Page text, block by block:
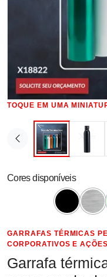
TOQUE EM UMA
Cores disponíveis
GARRAFAS TÉRMICAS
CORPORATIVOS E
Garrafa